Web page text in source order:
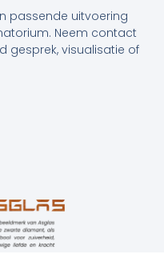
passende uitvoering
Neem contact
gesprek, visualisatie of